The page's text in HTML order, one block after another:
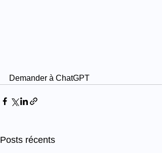
Demander à ChatGPT
Posts récents